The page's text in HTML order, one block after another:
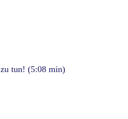
tun! (5:08 min)